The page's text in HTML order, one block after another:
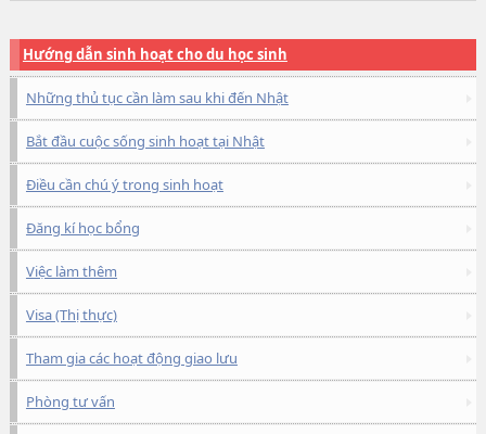
Hướng dẫn sinh hoạt cho du học sinh
Những thủ tục cần làm sau khi đến Nhật
Bắt đầu cuộc sống sinh hoạt tại Nhật
Điều cần chú ý trong sinh hoạt
Đăng kí học bổng
Việc làm thêm
Visa (Thị thực)
Tham gia các hoạt động giao lưu
Phòng tư vấn